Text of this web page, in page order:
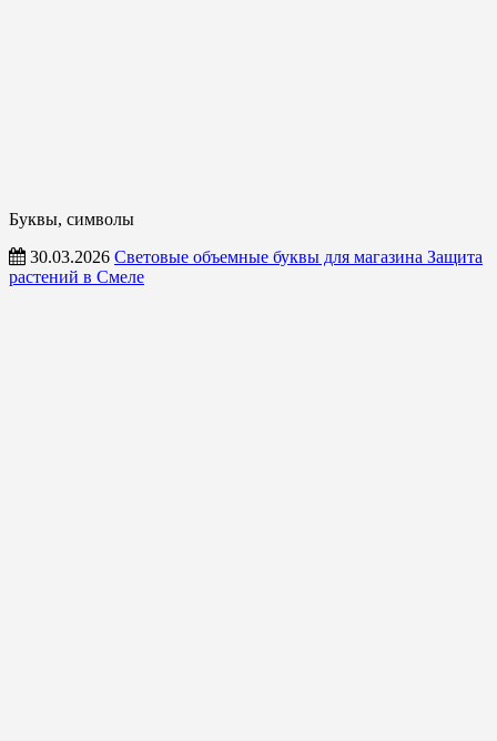
Буквы, символы
30.03.2026 Световые объемные буквы для магазина Защита
растений в Смеле